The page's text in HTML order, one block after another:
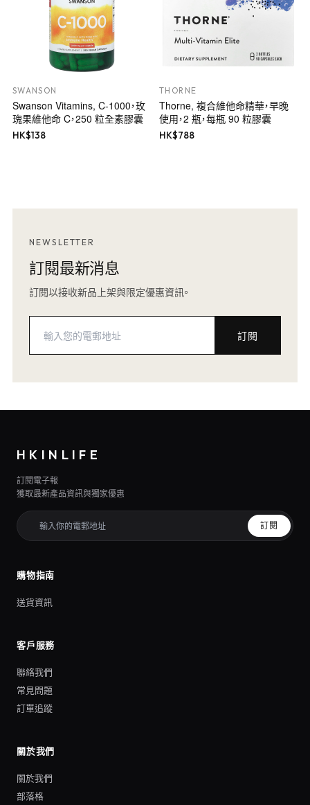
SWANSON
Swanson Vitamins, C-1000，玫
瑰果維他命 C，250 粒全素膠囊
HK$138
THORNE
Thorne, 複合維他命精華，早晚
使用，2 瓶，每瓶 90 粒膠囊
HK$788
NEWSLETTER
訂閱最新消息
訂閱以接收新品上架與限定優惠資訊。
訂閱
HKINLIFE
訂閱電子報
獲取最新產品資訊與獨家優惠
訂閱
購物指南
送貨資訊
客戶服務
聯絡我們
常見問題
訂單追蹤
關於我們
關於我們
部落格